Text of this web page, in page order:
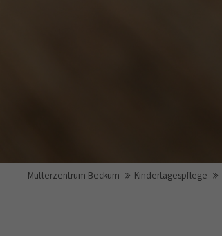
Mütterzentrum Beckum Kindertagespflege